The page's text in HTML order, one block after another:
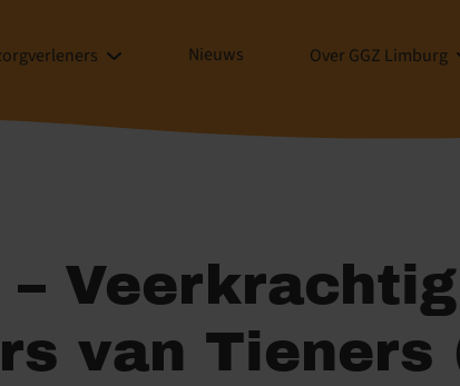
Nieuws Over GGZ Limburg
van Tieners